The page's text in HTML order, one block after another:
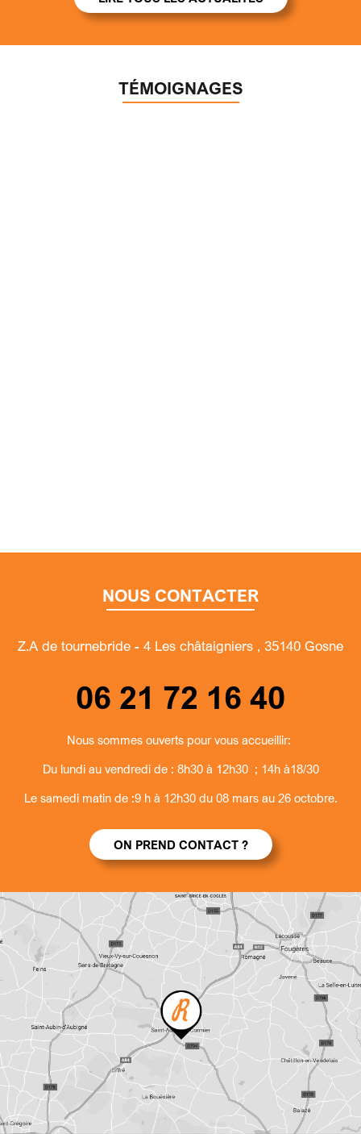
TÉMOIGNAGES
NOUS CONTACTER
Z.A de tournebride - 4 Les châtaigniers , 35140 Gosne
06 21 72 16 40
Nous sommes ouverts pour vous accueillir:
Du lundi au vendredi de : 8h30 à 12h30 ; 14h à18/30
Le samedi matin de :9 h à 12h30 du 08 mars au 26 octobre.
ON PREND CONTACT ?